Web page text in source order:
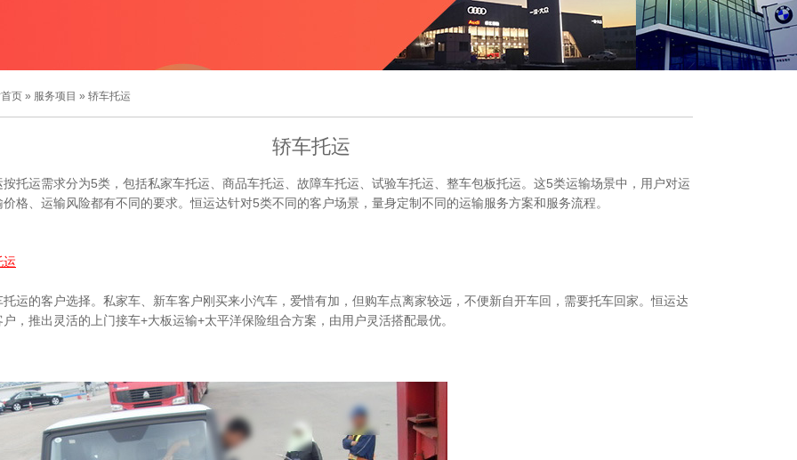
页 » 服务项目 » 轿车托运
轿车托运
按托运需求分为5类，包括私家车托运、商品车托运、故障车托运、试验车托运、整车包板托运。这5类运输场景中，用户对运
格、运输风险都有不同的要求。恒运达针对5类不同的客户场景，量身定制不同的运输服务方案和服务流程。
运
托运的客户选择。私家车、新车客户刚买来小汽车，爱惜有加，但购车点离家较远，不便新自开车回，需要托车回家。恒运达
，推出灵活的上门接车+大板运输+太平洋保险组合方案，由用户灵活搭配最优。